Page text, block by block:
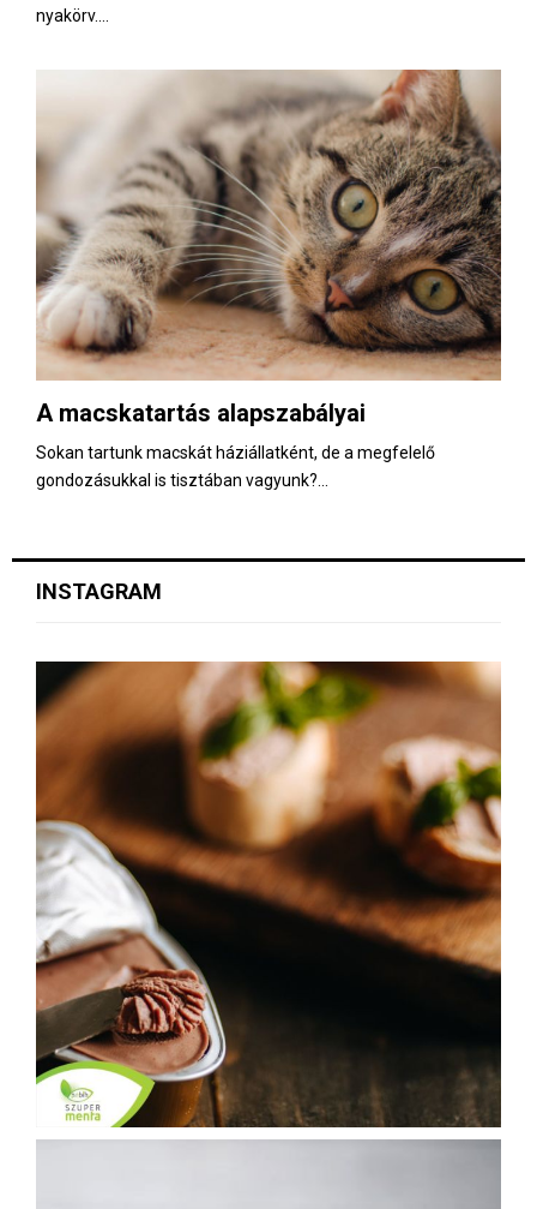
nyakörv....
A macskatartás alapszabályai
Sokan tartunk macskát háziállatként, de a megfelelő
gondozásukkal is tisztában vagyunk?...
INSTAGRAM